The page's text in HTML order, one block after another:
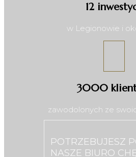
12
w Legionowie i
3000
zawodolonych ze
POTRZEBUJESZ
NASZE BIURO